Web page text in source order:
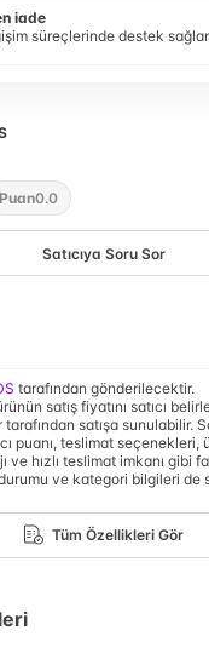
iade
süreçlerinde destek
Puan0.0
Satıcıya Soru Sor
tarafından gönderilecektir.
satış fiyatını satıcı
tarafından satışa sunulabilir.
puanı, teslimat seçenekleri,
hızlı teslimat imkanı gibi
ve kategori bilgileri de
Tüm Özellikleri Gör